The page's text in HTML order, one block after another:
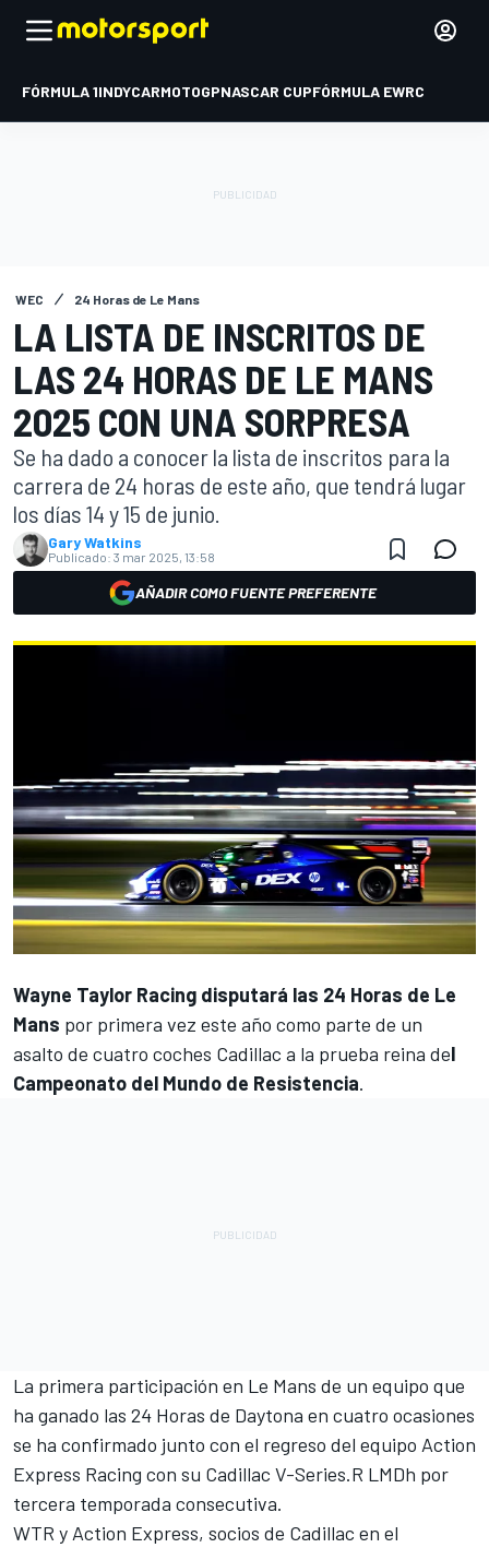
FÓRMULA 1INDYCARMOTOGPNASCAR CUPFÓRMULA EWRC
WEC 24 Horas de Le Mans
LA LISTA DE INSCRITOS DE
LAS 24 HORAS DE LE MANS
2025 CON UNA SORPRESA
Se ha dado a conocer la lista de inscritos para la
carrera de 24 horas de este año, que tendrá lugar
los días 14 y 15 de junio.
Gary Watkins
Publicado: 3 mar 2025, 13:58
AÑADIR COMO FUENTE PREFERENTE
Wayne Taylor Racing disputará las 24 Horas de Le
Mans por primera vez este año como parte de un
asalto de cuatro coches Cadillac a la prueba reina del
Campeonato del Mundo de Resistencia.
La primera participación en Le Mans de un equipo que
ha ganado las 24 Horas de Daytona en cuatro ocasiones
se ha confirmado junto con el regreso del equipo Action
Express Racing con su Cadillac V-Series.R LMDh por
tercera temporada consecutiva.
WTR y Action Express, socios de Cadillac en el